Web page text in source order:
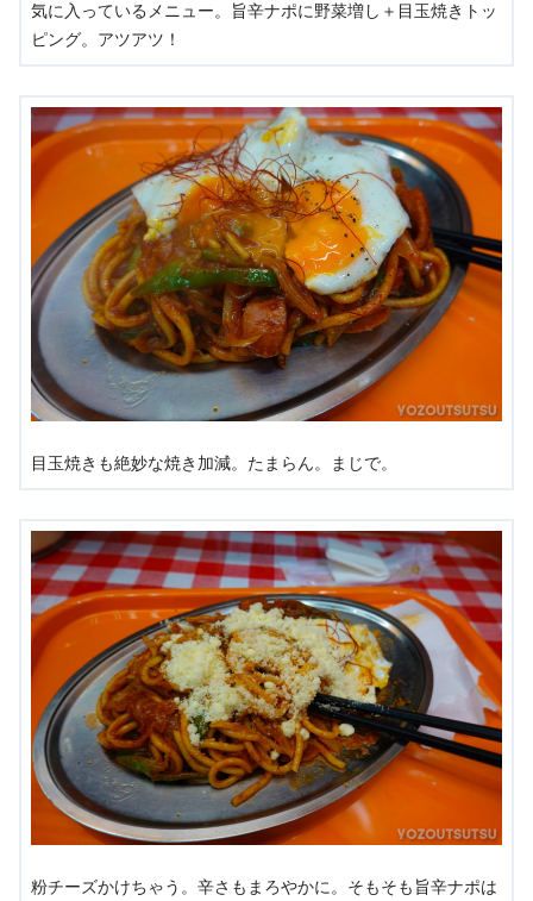
気に入っているメニュー。旨辛ナポに野菜増し＋目玉焼きトッ
ピング。アツアツ！
目玉焼きも絶妙な焼き加減。たまらん。まじで。
粉チーズかけちゃう。辛さもまろやかに。そもそも旨辛ナポは